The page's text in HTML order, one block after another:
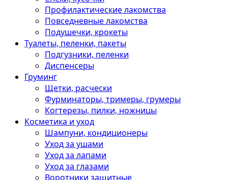
Профилактические лакомства
Повседневные лакомства
Подушечки, крокеты
Туалеты, пеленки, пакеты
Подгузники, пеленки
Диспенсеры
Груминг
Щетки, расчески
Фурминаторы, тримеры, грумеры
Когтерезы, пилки, ножницы
Косметика и уход
Шампуни, кондиционеры
Уход за ушами
Уход за лапами
Уход за глазами
Воротники защитные